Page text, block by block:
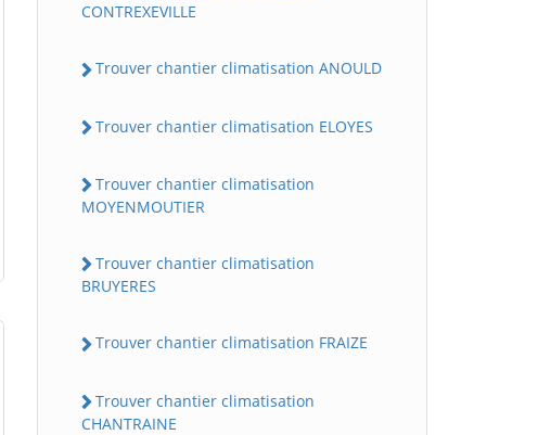
CONTREXEVILLE
Trouver chantier climatisation ANOULD
Trouver chantier climatisation ELOYES
Trouver chantier climatisation
MOYENMOUTIER
Trouver chantier climatisation
BRUYERES
Trouver chantier climatisation FRAIZE
Trouver chantier climatisation
CHANTRAINE